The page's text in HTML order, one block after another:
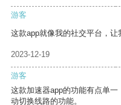
游客
这款app就像我的社交平台，让
2023-12-19
游客
这款加速器app的功能有点单
动切换线路的功能。